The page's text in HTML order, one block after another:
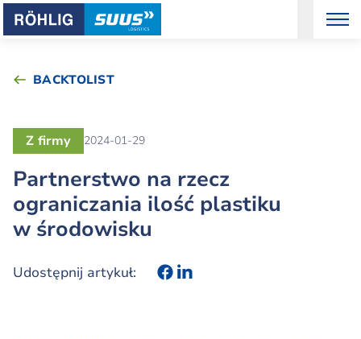
BACKTOLIST
Partnerstwo na rzecz
ograniczania ilość plastiku
w środowisku
Z firmy 2024-01-29
Udostępnij artykuł: